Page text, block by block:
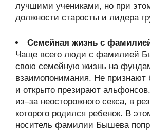
лучшими учениками, но при
должности старосты и лидера
Семейная жизнь с
Чаще всего люди с фамилией
свою семейную жизнь на
взаимопонимания. Не признают
и открыто презирают
из–за неосторожного секса, в
которого родился ребенок. В
носитель фамилии Бышева